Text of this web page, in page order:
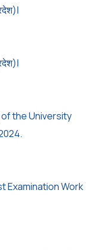
the University
Examination Work